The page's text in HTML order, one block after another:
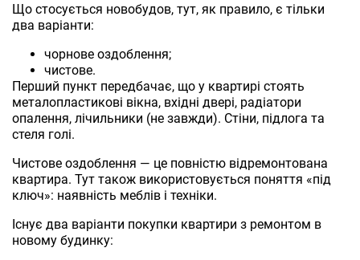
Що стосується новобудов, тут, як правило, є тільки
два варіанти:
чорнове оздоблення;
чистове.
Перший пункт передбачає, що у квартирі стоять
металопластикові вікна, вхідні двері, радіатори
опалення, лічильники (не завжди). Стіни, підлога та
стеля голі.
Чистове оздоблення ― це повністю відремонтована
квартира. Тут також використовується поняття «під
ключ»: наявність меблів і техніки.
Існує два варіанти покупки квартири з ремонтом в
новому будинку: